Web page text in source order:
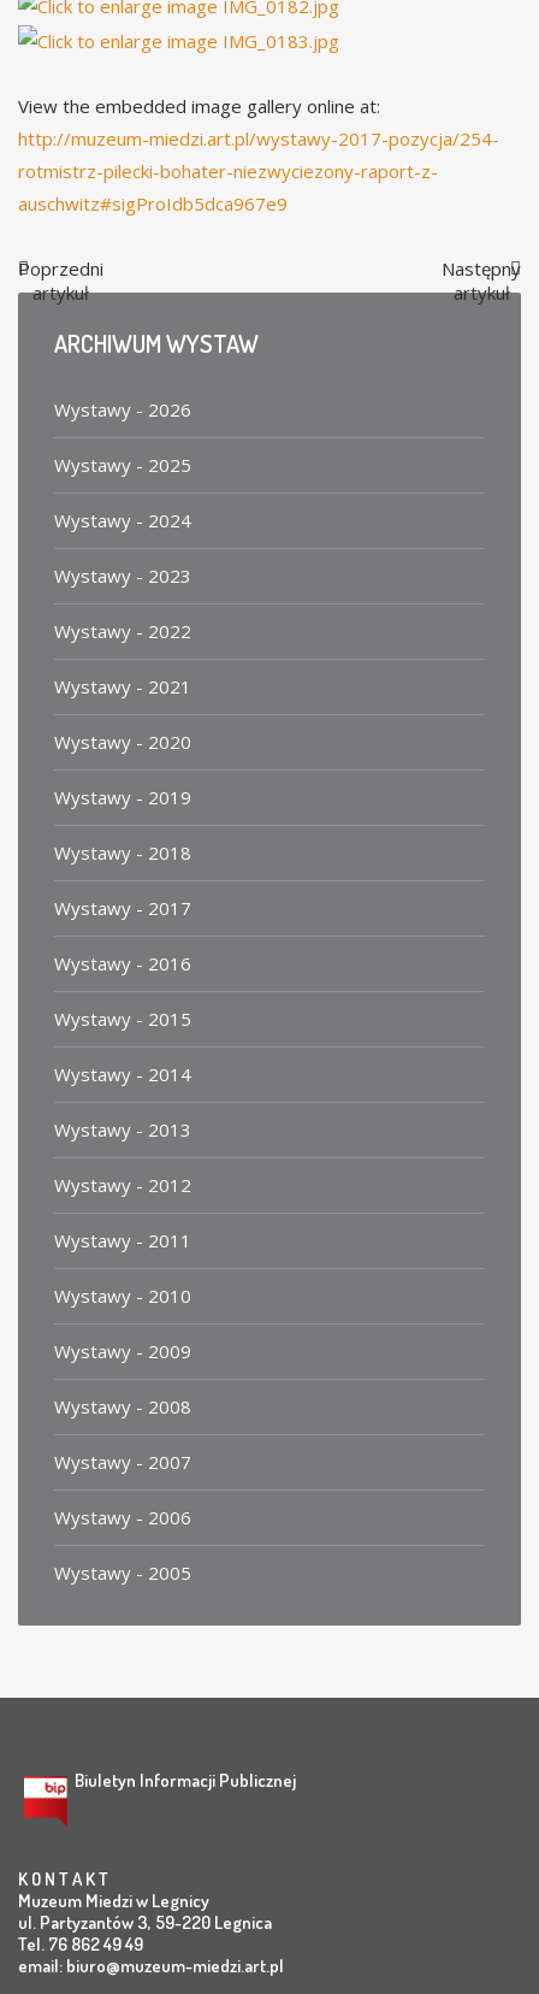
View the embedded image gallery online at:
http://muzeum-miedzi.art.pl/wystawy-2017-pozycja/254-
rotmistrz-pilecki-bohater-niezwyciezony-raport-z-
auschwitz#sigProIdb5dca967e9
Poprzedni
artykuł
Następny
artykuł
ARCHIWUMWYSTAW
Wystawy - 2026
Wystawy - 2025
Wystawy - 2024
Wystawy - 2023
Wystawy - 2022
Wystawy - 2021
Wystawy - 2020
Wystawy - 2019
Wystawy - 2018
Wystawy - 2017
Wystawy - 2016
Wystawy - 2015
Wystawy - 2014
Wystawy - 2013
Wystawy - 2012
Wystawy - 2011
Wystawy - 2010
Wystawy - 2009
Wystawy - 2008
Wystawy - 2007
Wystawy - 2006
Wystawy - 2005
Biuletyn Informacji Publicznej
K O N T A K T
Muzeum Miedzi w Legnicy
ul. Partyzantów 3, 59-220 Legnica
Tel. 76 862 49 49
email: biuro@muzeum-miedzi.art.pl